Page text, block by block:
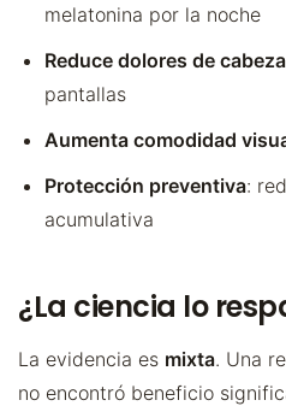
melatonina por la noche
Reduce dolores de cabeza
pantallas
Aumenta comodidad
Protección preventiva:
acumulativa
¿La ciencia lo
La evidencia es mixta. Una
no encontró beneficio